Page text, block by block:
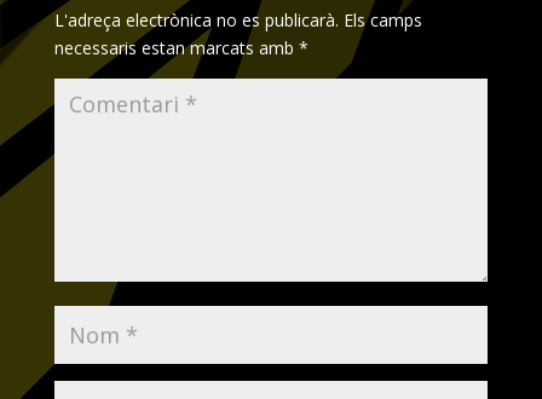
L'adreça electrònica no es publicarà. Els camps
necessaris estan marcats amb *